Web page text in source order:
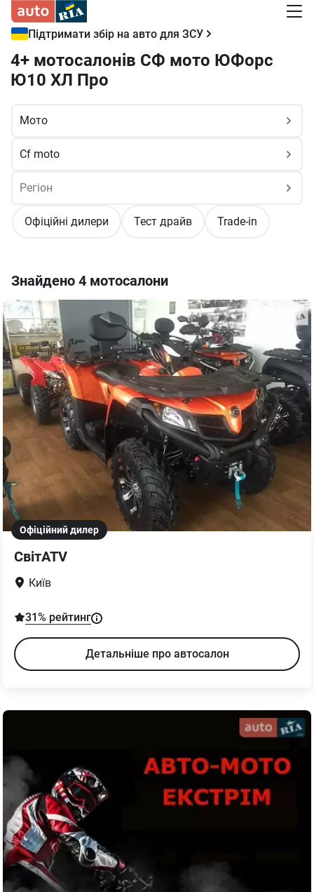
Підтримати збір на авто для ЗСУ
4+ мотосалонів СФ мото ЮФорс
Ю10 ХЛ Про
Офіційні дилери Тест драйв Trade-in
Знайдено 4 мотосалони
Офіційний дилер
СвітATV
Київ
31% рейтинг
Детальніше про автосалон